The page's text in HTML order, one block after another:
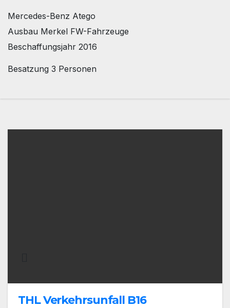
Mercedes-Benz Atego
Ausbau Merkel FW-Fahrzeuge
Beschaffungsjahr 2016
Besatzung 3 Personen
THL Verkehrsunfall B16